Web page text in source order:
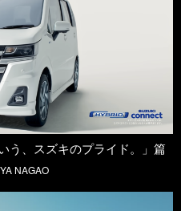
う、スズキのプライド。」篇
NAGAO